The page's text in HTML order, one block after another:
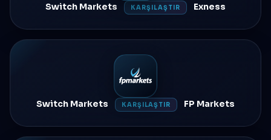
Switch Markets KARŞILAŞTIR Exness
Switch Markets KARŞILAŞTIR FP Markets